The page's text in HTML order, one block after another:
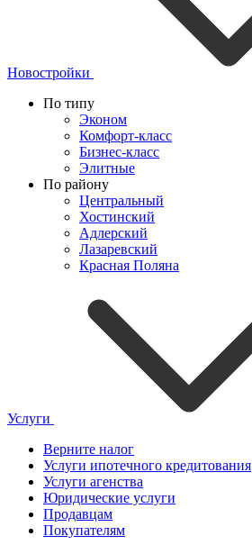
Новостройки
По типу
Эконом
Комфорт-класс
Бизнес-класс
Элитные
По району
Центральный
Хостинский
Адлерский
Лазаревский
Красная Поляна
Услуги
Верните налог
Услуги ипотечного кредитования
Услуги агенства
Юридические услуги
Продавцам
Покупателям